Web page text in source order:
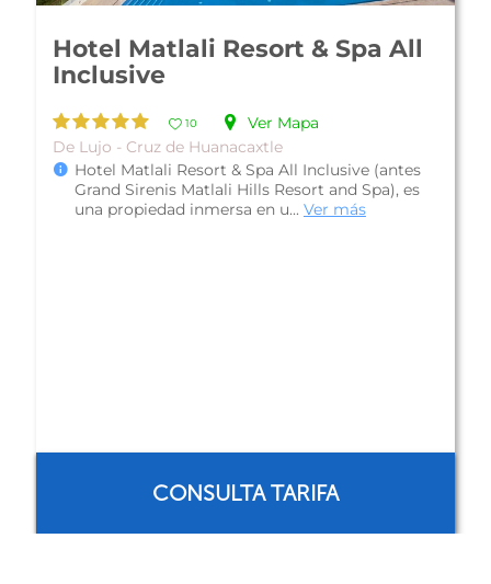
Rancho Banderas By Marival
All Suite Resort Punta de Mita
10
Ver Mapa
Apartamento - Punta Mita
Rancho Banderas By Marival All Suite Resort
Punta de Mita son villas de lujo localizadas en
la costa norte de la Bahía de ...Ver más
RESERVAR AHORA